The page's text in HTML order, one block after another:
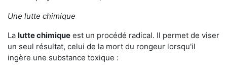
Une lutte chimique
La lutte chimique est un procédé radical. Il permet de viser
un seul résultat, celui de la mort du rongeur lorsqu'il
ingère une substance toxique :